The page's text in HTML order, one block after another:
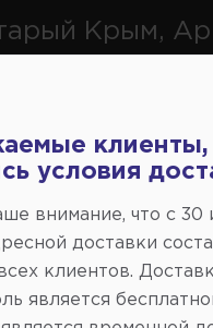
Крым,
клиенты,
условия
внимание, что c 30
доставки
клиентов.
является